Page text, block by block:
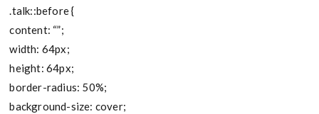
.talk::before {
content: “”;
width: 64px;
height: 64px;
border-radius: 50%;
background-size: cover;